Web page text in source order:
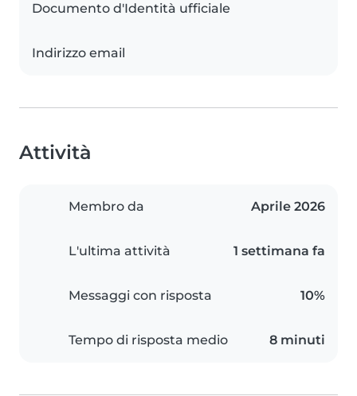
Documento d'Identità ufficiale
Indirizzo email
Attività
Membro da Aprile 2026
L'ultima attività 1 settimana fa
Messaggi con risposta 10%
Tempo di risposta medio 8 minuti